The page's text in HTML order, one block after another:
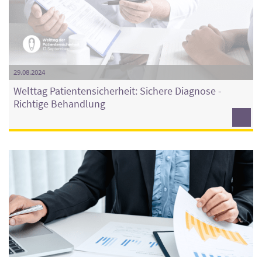
29.08.2024
Welttag Patientensicherheit: Sichere Diagnose -
Richtige Behandlung